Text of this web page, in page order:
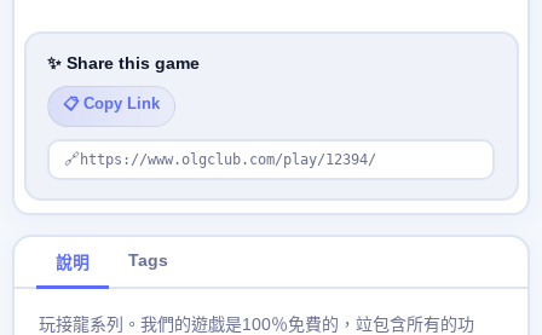
✨ Share this game
📋 Copy Link
🔗 https://www.olgclub.com/play/12394/
說明 Tags
玩接龍系列。我們的遊戯是100％免費的，竝包含所有的功